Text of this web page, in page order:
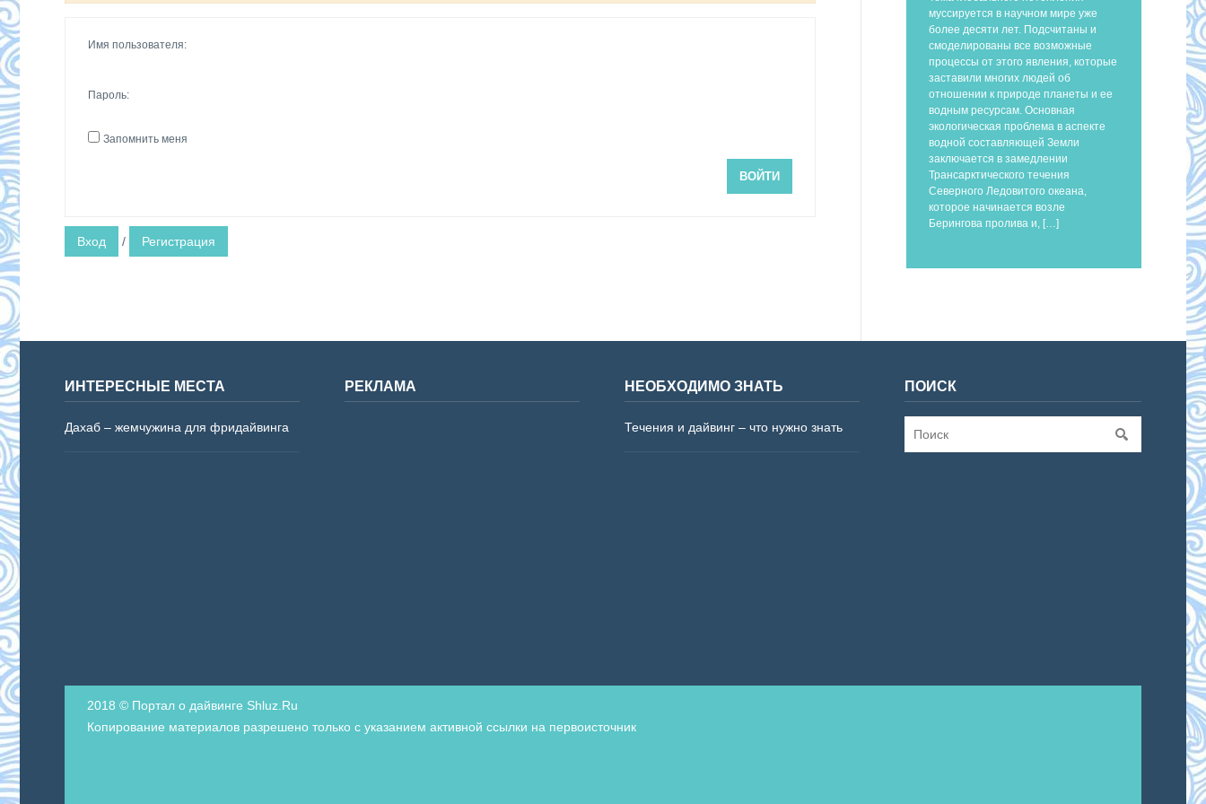
Имя пользователя:
Пароль:
Запомнить меня
ВОЙТИ
Вход / Регистрация
муссируется в научном мире уже
более десяти лет. Подсчитаны и
смоделированы все возможные
процессы от этого явления, которые
заставили многих людей об
отношении к природе планеты и ее
водным ресурсам. Основная
экологическая проблема в аспекте
водной составляющей Земли
заключается в замедлении
Трансарктического течения
Северного Ледовитого океана,
которое начинается возле
Берингова пролива и, […]
ИНТЕРЕСНЫЕ МЕСТА
Дахаб – жемчужина для фридайвинга
РЕКЛАМА НЕОБХОДИМО ЗНАТЬ
Течения и дайвинг – что нужно знать
ПОИСК
2018 © Портал о дайвинге Shluz.Ru
Копирование материалов разрешено только с указанием активной ссылки на первоисточник